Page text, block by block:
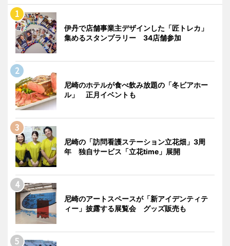
伊丹で店舗事業主デザインした「匠トレカ」
集めるスタンプラリー 34店舗参加
尼崎のホテルが食べ飲み放題の「冬ビアホー
ル」 正月イベントも
尼崎の「訪問看護ステーション立花畑」3周
年 独自サービス「立花time」展開
尼崎のアートスペースが「新アイデンティテ
ィー」披露する展覧会 グッズ販売も